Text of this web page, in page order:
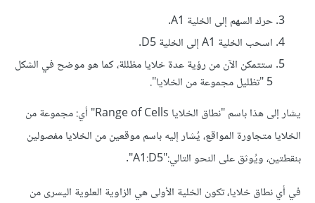
حرك السهم إلى الخلية A1.
اسحب الخلية A1 إلى الخلية D5.
ستتمكن الآن من رؤية عدة خلايا مظللة، كما هو موضح في الشكل
5 "تظليل مجموعة من الخلايا".
يشار إلى هذا باسم "نطاق الخلايا Range of Cells" أي: مجموعة من
الخلايا متجاورة المواقع، يُشار إليه باسم موقعين من الخلايا مفصولين
بنقطتين، ويُوثق على النحو التالي:"A1:D5".
في أي نطاق خلايا، تكون الخلية الأولى هي الزاوية العلوية اليسرى من